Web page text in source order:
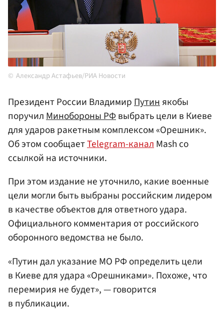
Александр Астафьев/РИА Новости
Президент России ВладимирПутинякобы
поручилМинобороны РФвыбрать цели в Киеве
для ударов ракетным комплексом «Орешник».
Об этом сообщаетTelegram-каналMash со
ссылкой на источники.
При этом издание не уточнило, какие военные
цели могли быть выбраны российским лидером
в качестве объектов для ответного удара.
Официального комментария от российского
оборонного ведомства не было.
«Путин дал указание МО РФ определить цели
в Киеве для удара «Орешниками». Похоже, что
перемирия не будет», — говорится
в публикации.